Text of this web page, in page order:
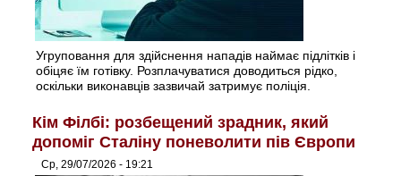
Угруповання для здійснення нападів наймає підлітків і
обіцяє їм готівку. Розплачуватися доводиться рідко,
оскільки виконавців зазвичай затримує поліція.
Кім Філбі: розбещений зрадник, який
допоміг Сталіну поневолити пів Європи
Ср, 29/07/2026 - 19:21